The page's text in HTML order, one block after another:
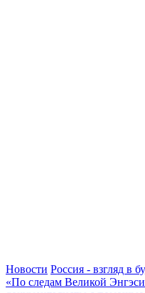
Новости Россия - взгляд в
«По следам Великой